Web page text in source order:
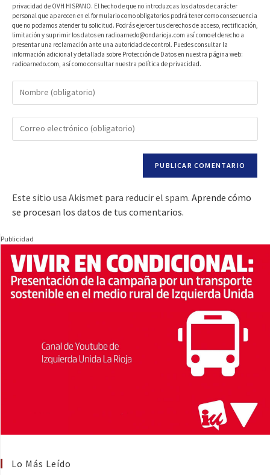
privacidad de OVH HISPANO. El hecho de que no introduzcas los datos de carácter
personal que aparecen en el formulario como obligatorios podrá tener como consecuencia
que no podamos atender tu solicitud. Podrás ejercer tus derechos de acceso, rectificación,
limitación y suprimir los datos en radioarnedo@ondarioja.com así como el derecho a
presentar una reclamación ante una autoridad de control. Puedes consultar la
información adicional y detallada sobre Protección de Datos en nuestra página web:
radioarnedo.com, así como consultar nuestra política de privacidad.
Este sitio usa Akismet para reducir el spam. Aprende cómo
se procesan los datos de tus comentarios.
Publicidad
Lo Más Leído